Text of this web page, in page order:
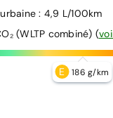
: 4,9 L/100km
(WLTP combiné) (
E 186 g/km